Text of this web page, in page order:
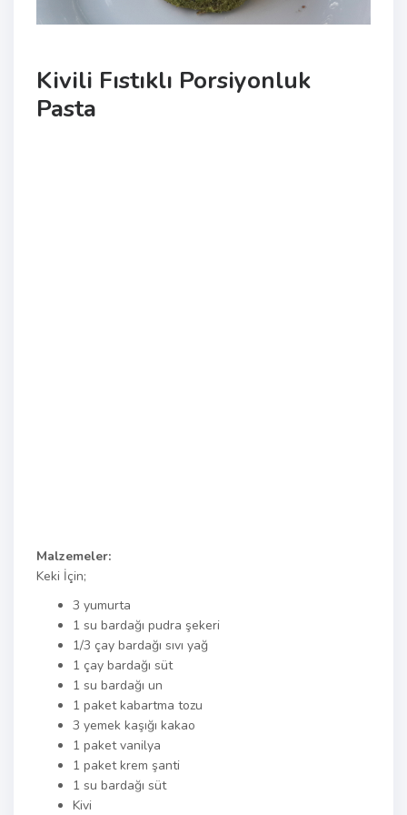
Kivili Fıstıklı Porsiyonluk
Pasta
Malzemeler:
Keki İçin;
3 yumurta
1 su bardağı pudra şekeri
1/3 çay bardağı sıvı yağ
1 çay bardağı süt
1 su bardağı un
1 paket kabartma tozu
3 yemek kaşığı kakao
1 paket vanilya
1 paket krem şanti
1 su bardağı süt
Kivi